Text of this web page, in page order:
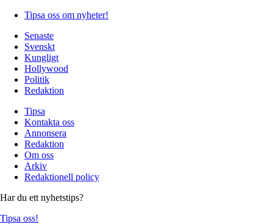
Tipsa oss om nyheter!
Senaste
Svenskt
Kungligt
Hollywood
Politik
Redaktion
Tipsa
Kontakta oss
Annonsera
Redaktion
Om oss
Arkiv
Redaktionell policy
Har du ett nyhetstips?
Tipsa oss!